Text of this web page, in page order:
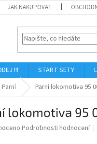
JAK NAKUPOVAT
!!! START SETY
Parní Parní lokomotiva 95
lokomotiva 95
Podrobnosti hodnocení